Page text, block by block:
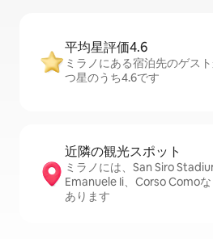
平均星評価4.6
ミラノにある宿泊先のゲス
つ星のうち4.6です
近隣の観光ス⁠ポ⁠ッ⁠ト
ミラノには、San Siro
Emanuele Ii、Corso Como
あります